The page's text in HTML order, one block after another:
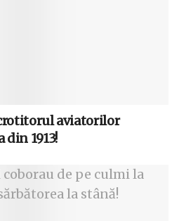
aviatorilor
din 1913!